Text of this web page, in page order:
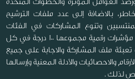
العوامل المؤثرة والخطوات المتخذة
بالاضافة إلى عدد ملفات الترشيح
وتنوع المشاركات في الفئات
لتكون المحصلة في صورة مؤشرات رقمية مجموعها 100 درجة في كل
تعبئة ملف المشاركة والاجابة على جميع
والاحصائيات والأدلة المعنية وإرسالها
لذلك .